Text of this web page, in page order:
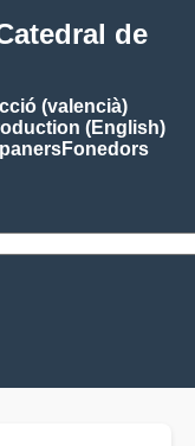
de
(valencià)
(English)
Fonedors